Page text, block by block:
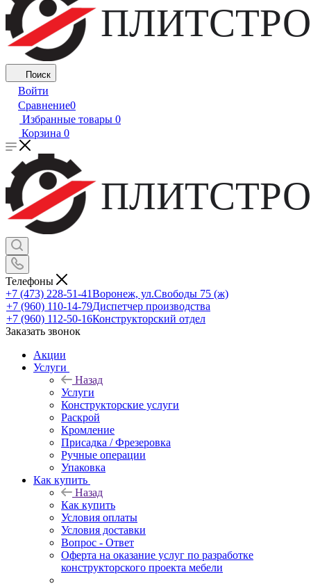
Поиск
Войти
Сравнение0
Избранные товары 0
Корзина 0
Телефоны
+7 (473) 228-51-41Воронеж, ул.Свободы 75 (ж)
+7 (960) 110-14-79Диспетчер производства
+7 (960) 112-50-16Конструкторский отдел
Заказать звонок
Акции
Услуги
Назад
Услуги
Конструкторские услуги
Раскрой
Кромление
Присадка / Фрезеровка
Ручные операции
Упаковка
Как купить
Назад
Как купить
Условия оплаты
Условия доставки
Вопрос - Ответ
Оферта на оказание услуг по разработке
конструкторского проекта мебели